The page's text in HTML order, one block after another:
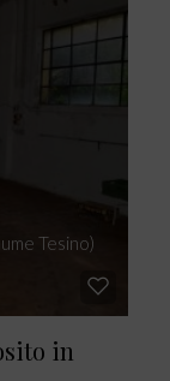
Tesino)
in